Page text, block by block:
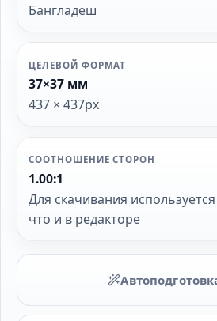
Бангладеш
ЦЕЛЕВОЙ ФОРМАТ
37×37 мм
437 × 437px
СООТНОШЕНИЕ СТОРОН
1.00:1
Для скачивания
что и в редакторе